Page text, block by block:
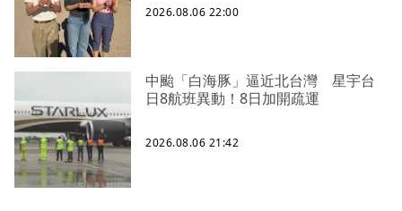
2026.08.06 22:00
中颱「白海豚」逼近北台灣 星宇台
日8航班異動！8日加開疏運
2026.08.06 21:42